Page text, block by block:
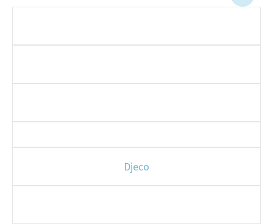
Djeco